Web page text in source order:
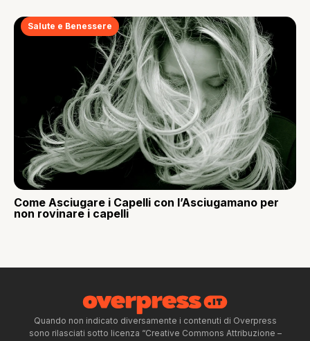
Salute e Benessere
Come Asciugare i Capelli con l’Asciugamano per
non rovinare i capelli
Quando non indicato diversamente i contenuti di Overpress
sono rilasciati sotto licenza “Creative Commons Attribuzione –